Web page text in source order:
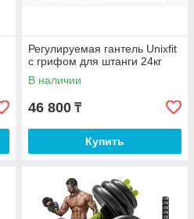
Регулируемая гантель Unixfit
с грифом для штанги 24кг
В наличии
46 800 ₸
Купить